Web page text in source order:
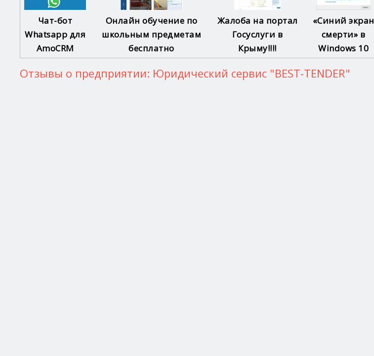
Чат-бот
Whatsapp для
AmoCRM
Онлайн обучение по
школьным предметам
бесплатно
Жалоба на портал
Госуслуги в
Крыму!!!!
«Синий экран
смерти» в
Windows 10
Отзывы о предприятии: Юридический сервис "BEST-TENDER"